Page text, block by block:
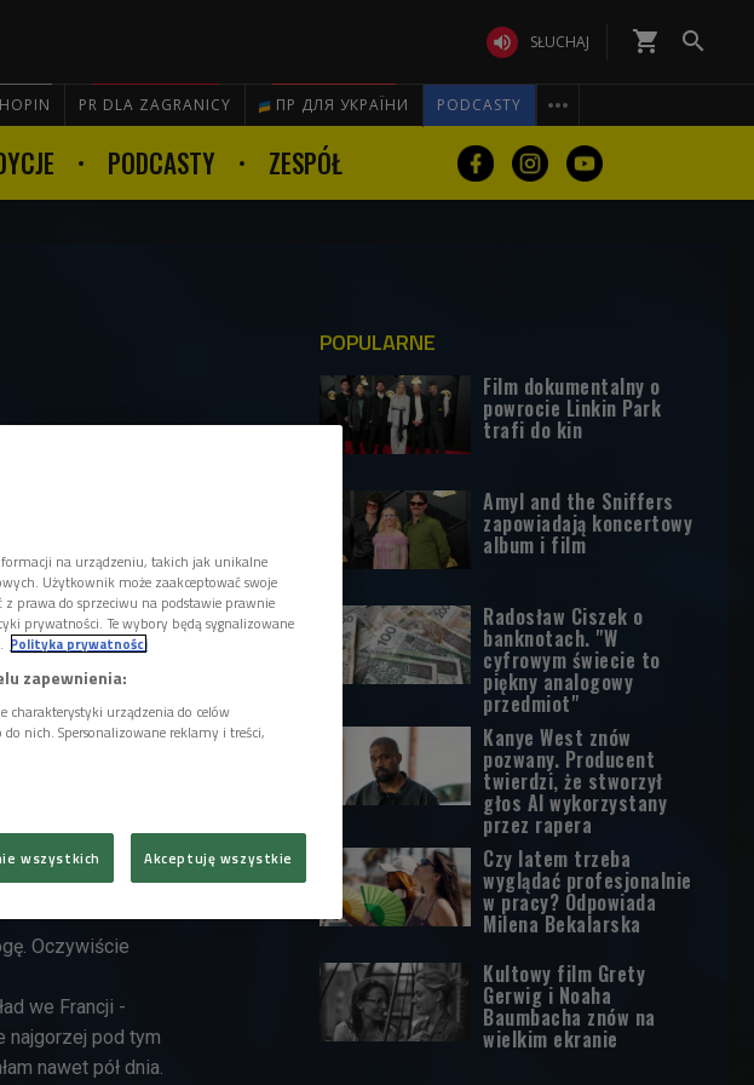
 SŁUCHAJ shopping_cart 
PR DLA ZAGRANICY ПР ДЛЯ УКРАЇНИ PODCASTY 

PODCASTY ZESPÓŁ
na
podróżować
i przydaje się,
to
zdrowotnych
i Szwajcarii -
w Polsce
braku
ma 7 dni na
okres
- Najczęściej
Oczywiście
we Francji -
najgorzej pod tym
nawet pół dnia.
POPULARNE
Film dokumentalny o
powrocie Linkin Park
trafi do kin
Amyl and the Sniffers
zapowiadają koncertowy
album i film
Radosław Ciszek o
banknotach. "W
cyfrowym świecie to
piękny analogowy
przedmiot"
Kanye West znów
pozwany. Producent
twierdzi, że stworzył
głos AI wykorzystany
przez rapera
Czy latem trzeba
wyglądać profesjonalnie
w pracy? Odpowiada
Milena Bekalarska
Kultowy film Grety
Gerwig i Noaha
Baumbacha znów na
wielkim ekranie
na urządzeniu, takich jak unikalne
Użytkownik może zaakceptować swoje
prawa do sprzeciwu na podstawie prawnie
prywatności. Te wybory będą sygnalizowane
Polityka prywatności
zapewnienia:
charakterystyki urządzenia do celów
nich. Spersonalizowane reklamy i treści,
wszystkich Akceptuję wszystkie